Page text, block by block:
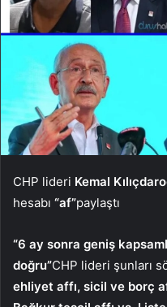
CHP lideri Kemal
hesabı “af”paylaştı
“6 ay sonra geniş
doğru”CHP lideri şunları
ehliyet affı, sicil ve borç